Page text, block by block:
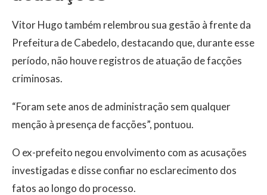
Vitor Hugo também relembrou sua gestão à frente da
Prefeitura de Cabedelo, destacando que, durante esse
período, não houve registros de atuação de facções
criminosas.
“Foram sete anos de administração sem qualquer
menção à presença de facções”, pontuou.
O ex-prefeito negou envolvimento com as acusações
investigadas e disse confiar no esclarecimento dos
fatos ao longo do processo.